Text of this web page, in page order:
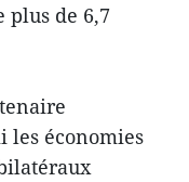
plus de 6,7
les économies